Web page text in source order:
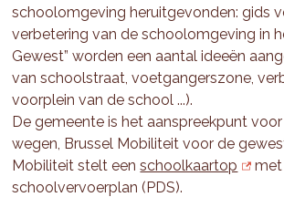
schoolomgeving heruitgevonden: gids
verbetering van de schoolomgeving in
Gewest” worden een aantal ideeën
van schoolstraat, voetgangerszone,
voorplein van de school ...).
De gemeente is het aanspreekpunt
wegen, Brussel Mobiliteit voor de
Mobiliteit stelt eenschoolkaartop
schoolvervoerplan (PDS).